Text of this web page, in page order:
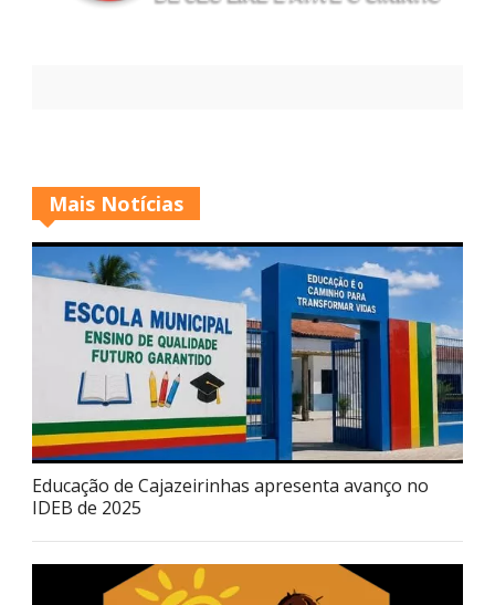
Mais Notícias
Educação de Cajazeirinhas apresenta avanço no
IDEB de 2025